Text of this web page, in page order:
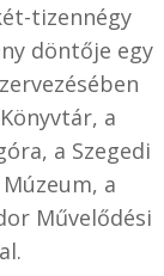
tizennégy
döntője egy
a
a Szegedi
a
Művelődési